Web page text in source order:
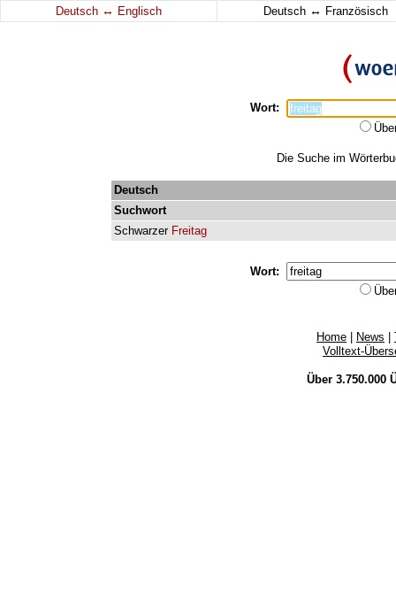
Deutsch ↔ Englisch Deutsch ↔ Französisch
Wort:
Die Suche im
Deutsch
Suchwort
Schwarzer Freitag
Wort:
Home News
Volltext-
Über 3.750.000